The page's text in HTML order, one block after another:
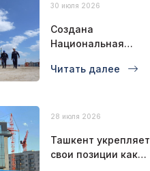
30 июля 2026
Создана
Национальная
Читать далее
28 июля 2026
Ташкент укрепляет
свои позиции как